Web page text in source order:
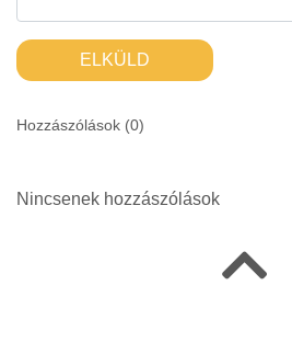
ELKÜLD
Hozzászólások (0)
Nincsenek hozzászólások